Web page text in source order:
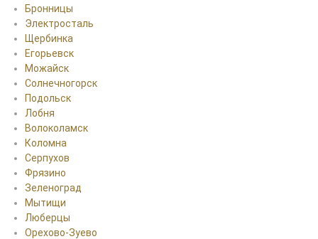
Бронницы
Электросталь
Щербинка
Егорьевск
Можайск
Солнечногорск
Подольск
Лобня
Волоколамск
Коломна
Серпухов
Фрязино
Зеленоград
Мытищи
Люберцы
Орехово-Зуево